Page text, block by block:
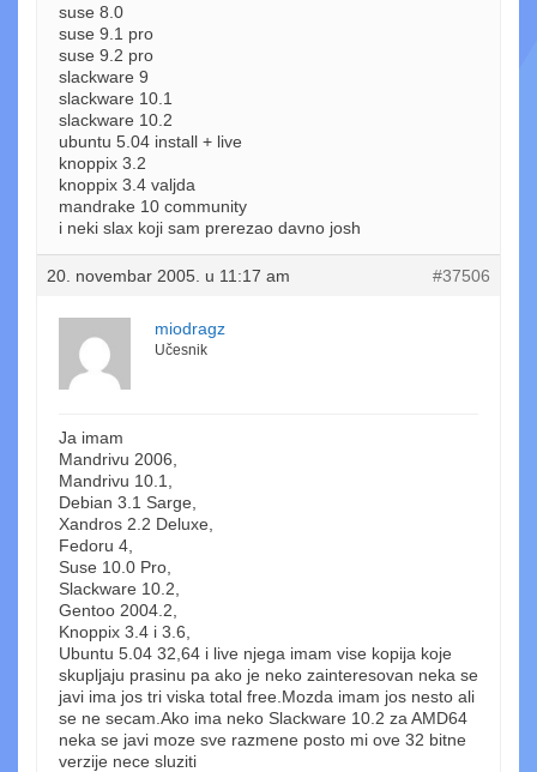
suse 8.0
suse 9.1 pro
suse 9.2 pro
slackware 9
slackware 10.1
slackware 10.2
ubuntu 5.04 install + live
knoppix 3.2
knoppix 3.4 valjda
mandrake 10 community
i neki slax koji sam prerezao davno josh
20. novembar 2005. u 11:17 am #37506
miodragz
Učesnik
Ja imam
Mandrivu 2006,
Mandrivu 10.1,
Debian 3.1 Sarge,
Xandros 2.2 Deluxe,
Fedoru 4,
Suse 10.0 Pro,
Slackware 10.2,
Gentoo 2004.2,
Knoppix 3.4 i 3.6,
Ubuntu 5.04 32,64 i live njega imam vise kopija koje
skupljaju prasinu pa ako je neko zainteresovan neka se
javi ima jos tri viska total free.Mozda imam jos nesto ali
se ne secam.Ako ima neko Slackware 10.2 za AMD64
neka se javi moze sve razmene posto mi ove 32 bitne
verzije nece sluziti